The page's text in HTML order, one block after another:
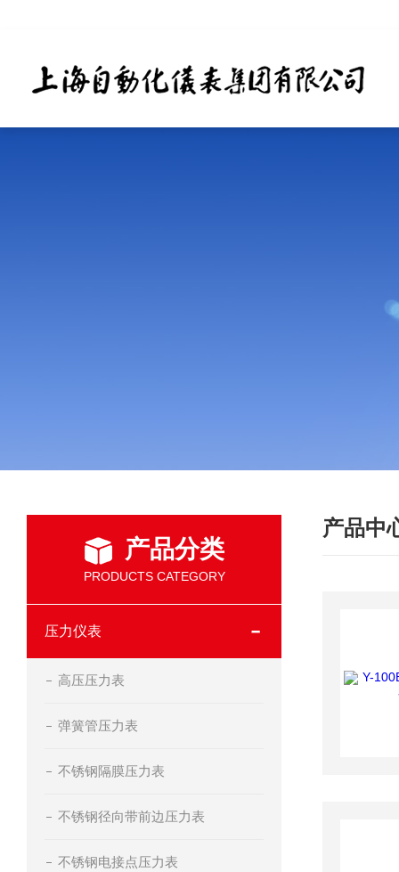
产品分类
PRODUCTS CATEGORY
压力仪表
高压压力表
弹簧管压力表
不锈钢隔膜压力表
不锈钢径向带前边压力表
不锈钢电接点压力表
产品中